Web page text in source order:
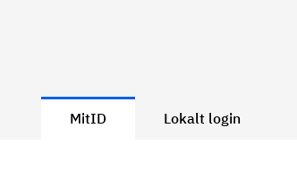
MitID Lokalt login